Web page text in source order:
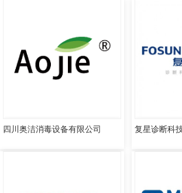
四川奥洁消毒设备有限公司 复星诊断科